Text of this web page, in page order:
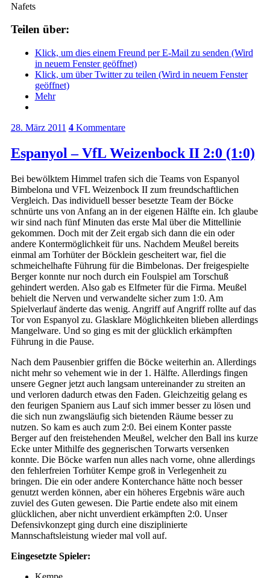
Nafets
Teilen über:
Klick, um dies einem Freund per E-Mail zu senden (Wird
in neuem Fenster geöffnet)
Klick, um über Twitter zu teilen (Wird in neuem Fenster
geöffnet)
Mehr
28. März 2011 4Kommentare
Espanyol – VfL Weizenbock II 2:0 (1:0)
Bei bewölktem Himmel trafen sich die Teams von Espanyol
Bimbelona und VFL Weizenbock II zum freundschaftlichen
Vergleich. Das individuell besser besetzte Team der Böcke
schnürte uns von Anfang an in der eigenen Hälfte ein. Ich glaube
wir sind nach fünf Minuten das erste Mal über die Mittellinie
gekommen. Doch mit der Zeit ergab sich dann die ein oder
andere Kontermöglichkeit für uns. Nachdem Meußel bereits
einmal am Torhüter der Böcklein gescheitert war, fiel die
schmeichelhafte Führung für die Bimbelonas. Der freigespielte
Berger konnte nur noch durch ein Foulspiel am Torschuß
gehindert werden. Also gab es Elfmeter für die Firma. Meußel
behielt die Nerven und verwandelte sicher zum 1:0. Am
Spielverlauf änderte das wenig. Angriff auf Angriff rollte auf das
Tor von Espanyol zu. Glasklare Möglichkeiten blieben allerdings
Mangelware. Und so ging es mit der glücklich erkämpften
Führung in die Pause.
Nach dem Pausenbier griffen die Böcke weiterhin an. Allerdings
nicht mehr so vehement wie in der 1. Hälfte. Allerdings fingen
unsere Gegner jetzt auch langsam untereinander zu streiten an
und verloren dadurch etwas den Faden. Gleichzeitig gelang es
den feurigen Spaniern aus Lauf sich immer besser zu lösen und
die sich nun zwangsläufig sich bietenden Räume besser zu
nutzen. So kam es auch zum 2:0. Bei einem Konter passte
Berger auf den freistehenden Meußel, welcher den Ball ins kurze
Ecke unter Mithilfe des gegnerischen Torwarts versenken
konnte. Die Böcke warfen nun alles nach vorne, ohne allerdings
den fehlerfreien Torhüter Kempe groß in Verlegenheit zu
bringen. Die ein oder andere Konterchance hätte noch besser
genutzt werden können, aber ein höheres Ergebnis wäre auch
zuviel des Guten gewesen. Die Partie endete also mit einem
glücklichen, aber nicht unverdient erkämpften 2:0. Unser
Defensivkonzept ging durch eine disziplinierte
Mannschaftsleistung wieder mal voll auf.
Eingesetzte Spieler: